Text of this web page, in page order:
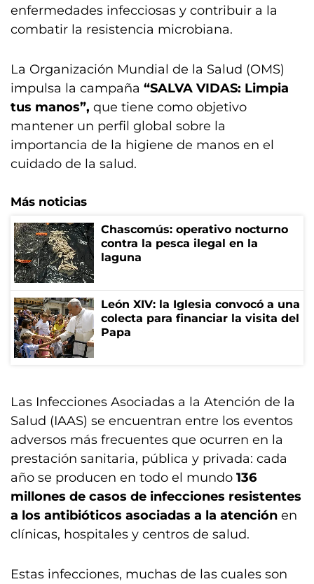
enfermedades infecciosas y contribuir a la
combatir la resistencia microbiana.
La Organización Mundial de la Salud (OMS)
impulsa la campaña “SALVA VIDAS: Limpia
tus manos”, que tiene como objetivo
mantener un perfil global sobre la
importancia de la higiene de manos en el
cuidado de la salud.
Más noticias
Chascomús: operativo nocturno
contra la pesca ilegal en la
laguna
León XIV: la Iglesia convocó a una
colecta para financiar la visita del
Papa
Las Infecciones Asociadas a la Atención de la
Salud (IAAS) se encuentran entre los eventos
adversos más frecuentes que ocurren en la
prestación sanitaria, pública y privada: cada
año se producen en todo el mundo 136
millones de casos de infecciones resistentes
a los antibióticos asociadas a la atención en
clínicas, hospitales y centros de salud.
Estas infecciones, muchas de las cuales son